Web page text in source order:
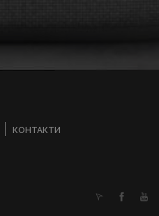
КОНТАКТИ